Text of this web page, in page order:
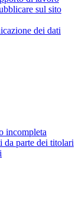
sul sito
dei dati
incompleta
da parte dei titolari